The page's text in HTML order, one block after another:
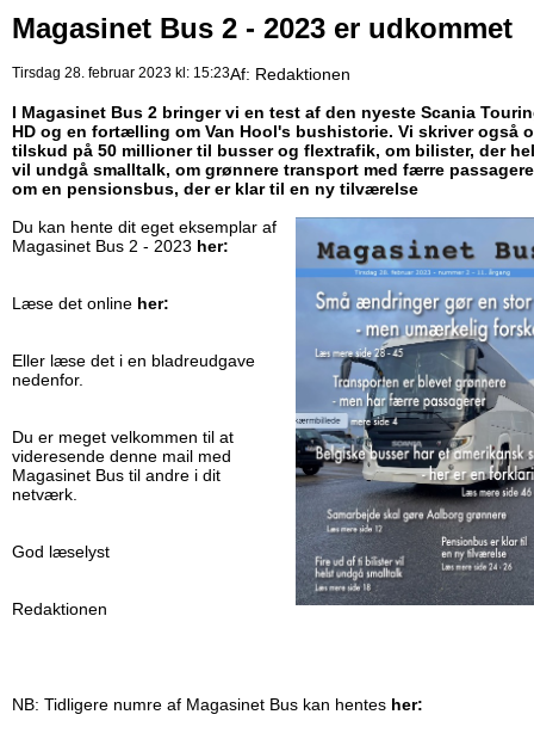
Magasinet Bus 2 - 2023 er udkommet
Tirsdag 28. februar 2023 kl: 15:23Af: Redaktionen
I Magasinet Bus 2 bringer vi en test af den nyeste Scania
HD og en fortælling om Van Hool's bushistorie. Vi skriver også
tilskud på 50 millioner til busser og flextrafik, om bilister, der
vil undgå smalltalk, om grønnere transport med færre
om en pensionsbus, der er klar til en ny tilværelse
Du kan hente dit eget eksemplar af
Magasinet Bus 2 - 2023 her:
Læse det online her:
Eller læse det i en bladreudgave
nedenfor.
Du er meget velkommen til at
videresende denne mail med
Magasinet Bus til andre i dit
netværk.
God læselyst
Redaktionen
NB: Tidligere numre af Magasinet Bus kan hentes her: